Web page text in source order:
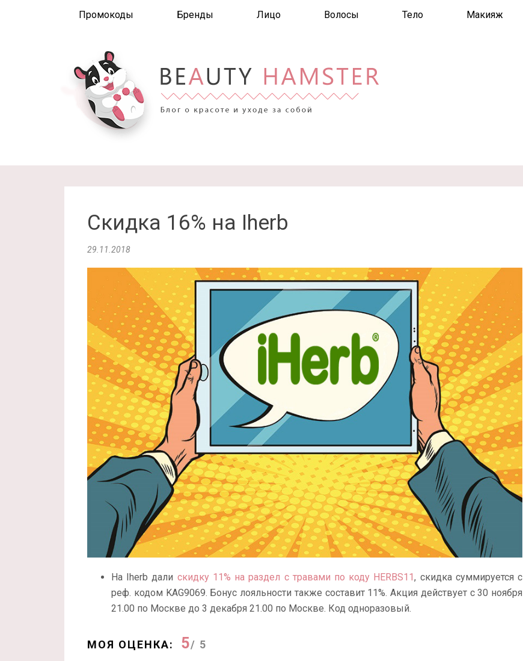
Промокоды Бренды Лицо Волосы Тело Макияж
Скидка 16% на Iherb
29.11.2018
На Iherb дали скидку 11% на раздел с травами по коду HERBS11, скидка суммируется с
реф. кодом KAG9069. Бонус лояльности также составит 11%. Акция действует с 30 ноября
21.00 по Москве до 3 декабря 21.00 по Москве. Код одноразовый.
МОЯ ОЦЕНКА: 5/ 5